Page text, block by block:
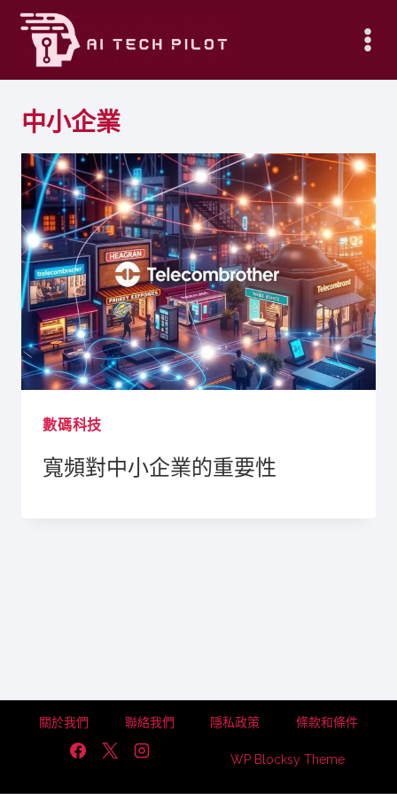
Skip
content
中小企業
數碼科技
寬頻對中小企業的重要性
關於我們 聯絡我們 隱私政策 條款和條件
WP Blocksy Theme